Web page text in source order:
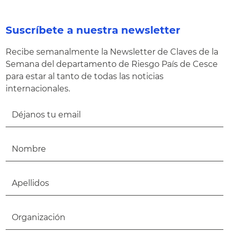
Suscríbete a nuestra newsletter
Recibe semanalmente la Newsletter de Claves de la
Semana del departamento de Riesgo País de Cesce
para estar al tanto de todas las noticias
internacionales.